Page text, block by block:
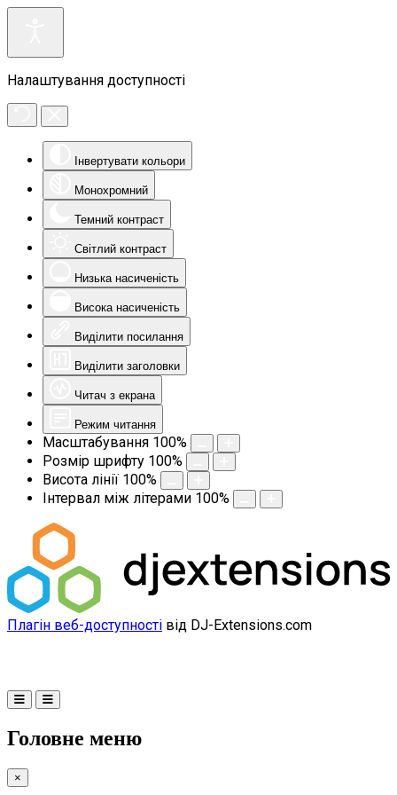
Налаштування доступності
Інвертувати кольори
Монохромний
Темний контраст
Світлий контраст
Низька насиченість
Висока насиченість
Виділити посилання
Виділити заголовки
Читач з екрана
Режим читання
Масштабування 100%
Розмір шрифту 100%
Висота лінії 100%
Інтервал між літерами 100%
Плагін веб-доступності від DJ-Extensions.com
Головне меню
×